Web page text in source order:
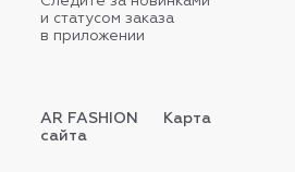
и статусом заказа
в приложении
AR FASHION
Карта
сайта